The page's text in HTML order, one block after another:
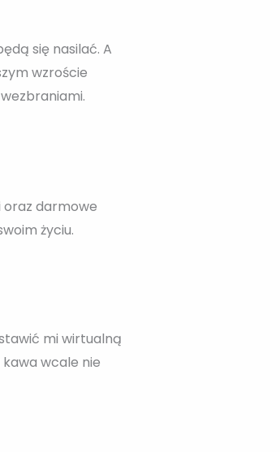
się nasilać. A
wzroście
oraz darmowe
życiu.
mi wirtualną
wcale nie